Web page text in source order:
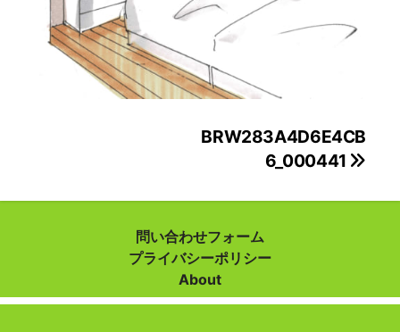
ナ
ー
BRW283A4D6E4CB
6_000441
問い合わせフォーム
プライバシーポリシー
About